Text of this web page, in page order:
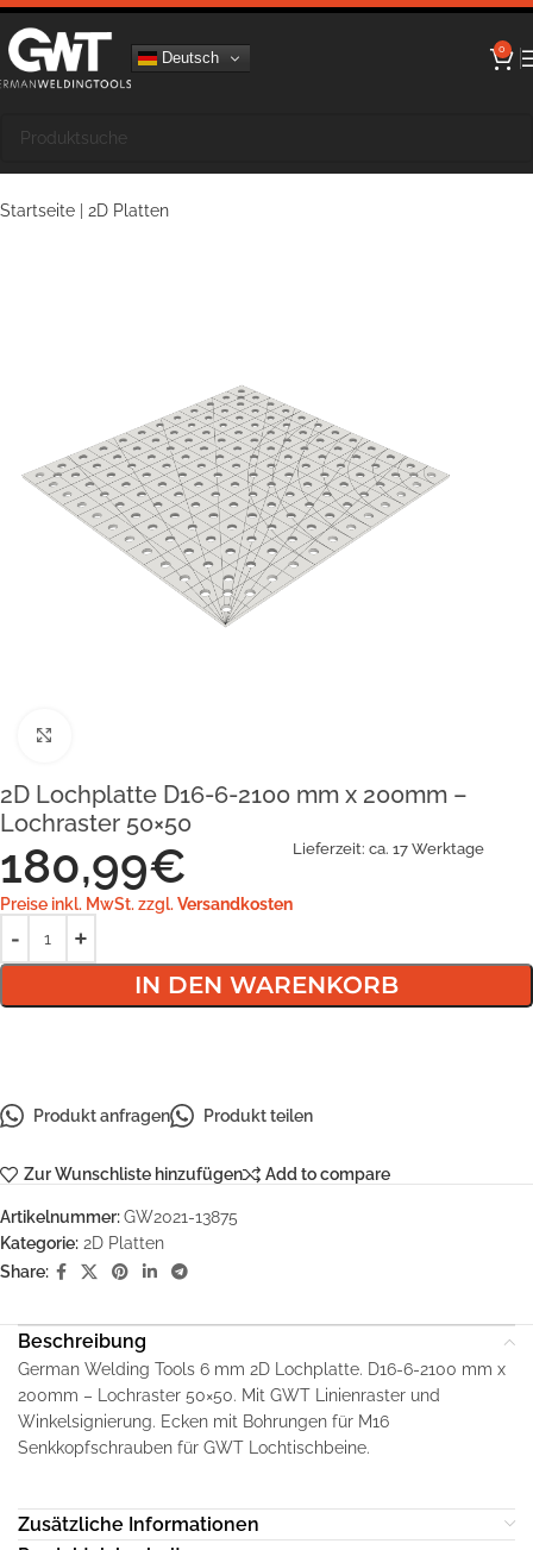
Deutsch 0
Startseite 2D Platten
2D Lochplatte D16-6-2100 mm x 200mm –
Lochraster 50×50
180,99€
Preise inkl. MwSt. zzgl. Versandkosten
Lieferzeit: ca. 17 Werktage
IN DEN WARENKORB
Produkt anfragen Produkt teilen
Zur Wunschliste hinzufügen Add to compare
Artikelnummer:GW2021-13875
Kategorie: 2D Platten
Share:
Beschreibung
German Welding Tools 6 mm 2D Lochplatte. D16-6-2100 mm x
200mm – Lochraster 50×50. Mit GWT Linienraster und
Winkelsignierung. Ecken mit Bohrungen für M16
Senkkopfschrauben für GWT Lochtischbeine.
Zusätzliche Informationen